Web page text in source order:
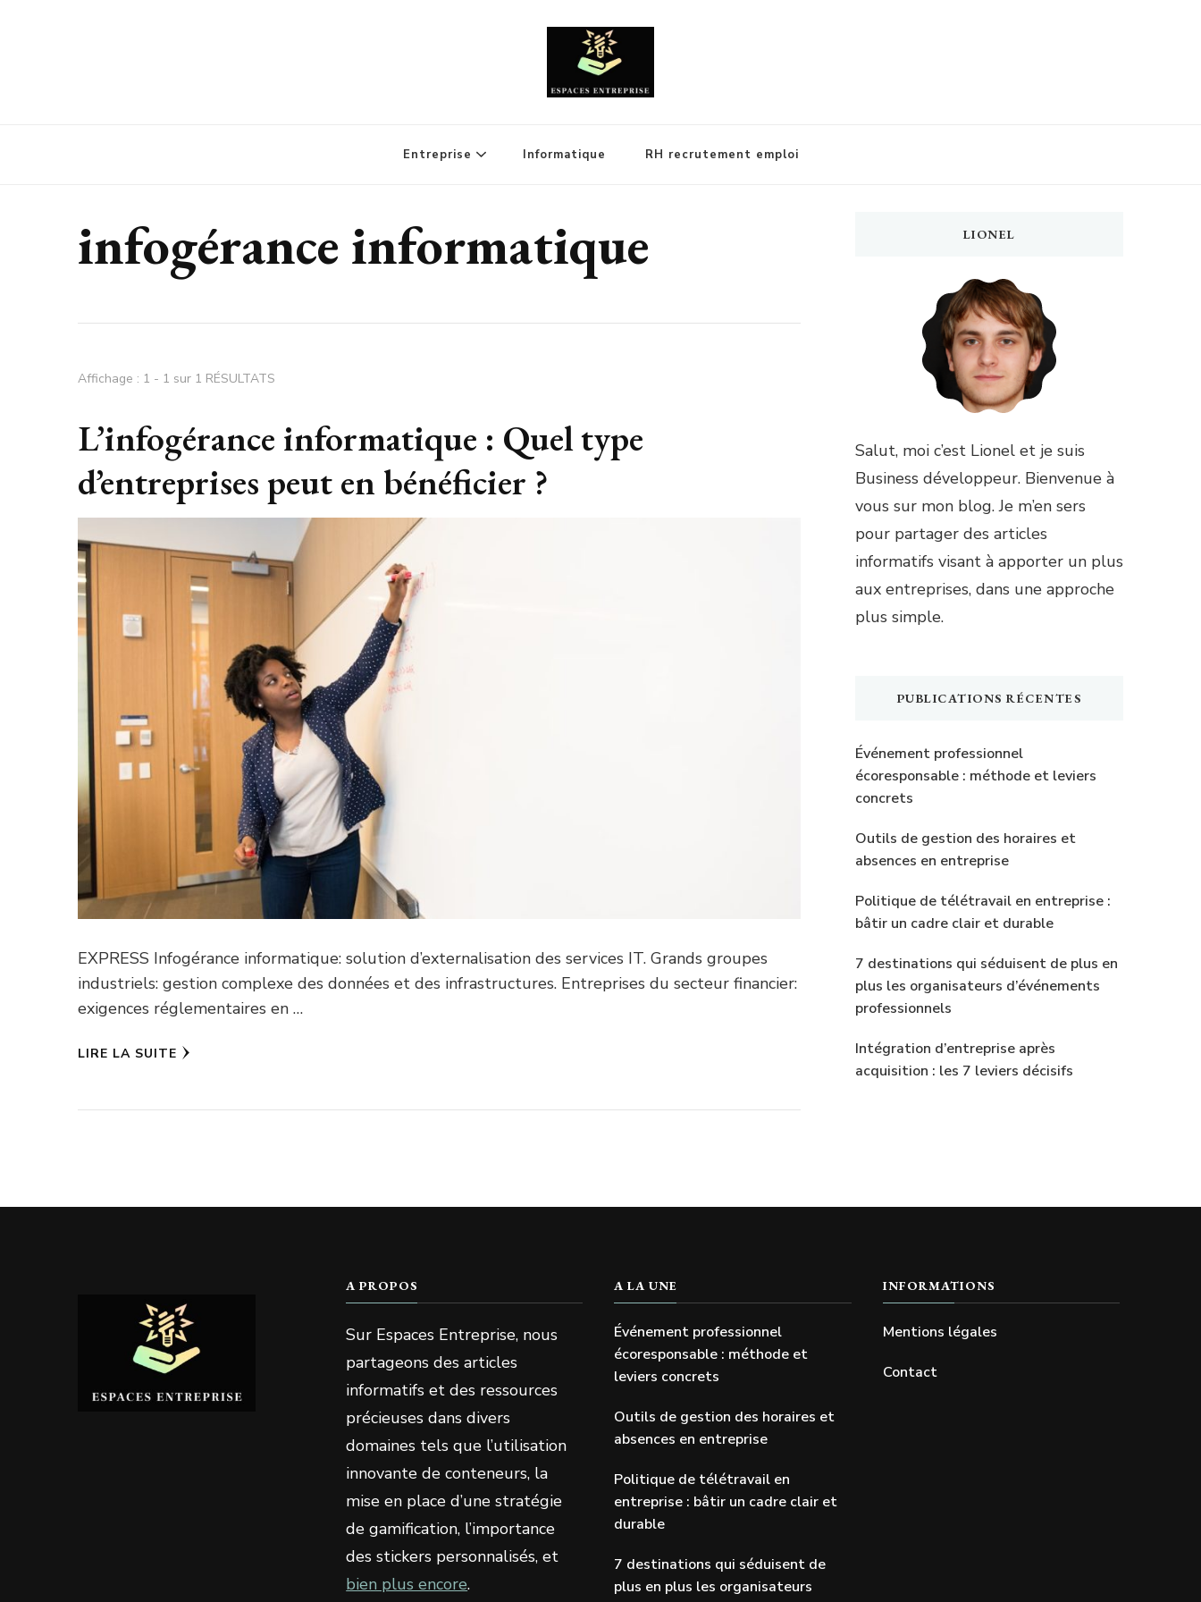
Entreprise Informatique RH recrutement emploi
infogérance informatique
Affichage : 1 - 1 sur 1 RÉSULTATS
L’infogérance informatique : Quel type
d’entreprises peut en bénéficier ?
EXPRESS Infogérance informatique: solution d’externalisation des services IT. Grands groupes
industriels: gestion complexe des données et des infrastructures. Entreprises du secteur financier:
exigences réglementaires en …
LIRE LA SUITE
LIONEL
Salut, moi c’est Lionel et je suis
Business développeur. Bienvenue à
vous sur mon blog. Je m’en sers
pour partager des articles
informatifs visant à apporter un plus
aux entreprises, dans une approche
plus simple.
PUBLICATIONS RÉCENTES
Événement professionnel
écoresponsable : méthode et leviers
concrets
Outils de gestion des horaires et
absences en entreprise
Politique de télétravail en entreprise :
bâtir un cadre clair et durable
7 destinations qui séduisent de plus en
plus les organisateurs d’événements
professionnels
Intégration d’entreprise après
acquisition : les 7 leviers décisifs
A PROPOS
Sur Espaces Entreprise, nous
partageons des articles
informatifs et des ressources
précieuses dans divers
domaines tels que l’utilisation
innovante de conteneurs, la
mise en place d’une stratégie
de gamification, l’importance
des stickers personnalisés, et
bien plus encore.
A LA UNE
Événement professionnel
écoresponsable : méthode et
leviers concrets
Outils de gestion des horaires et
absences en entreprise
Politique de télétravail en
entreprise : bâtir un cadre clair et
durable
7 destinations qui séduisent de
plus en plus les organisateurs
INFORMATIONS
Mentions légales
Contact